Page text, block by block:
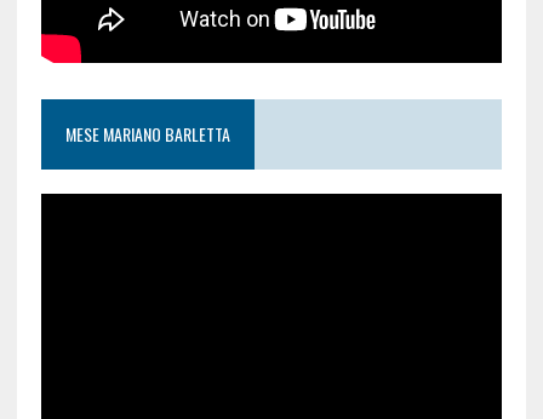
MESE MARIANO BARLETTA